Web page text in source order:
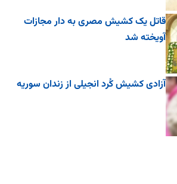
قاتل یک کشیش مصری به دار مجازات
آویخته شد
آزادی کشیش کُرد انجیلی از زندان سوریه